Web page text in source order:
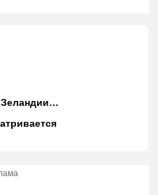
Зеландии…